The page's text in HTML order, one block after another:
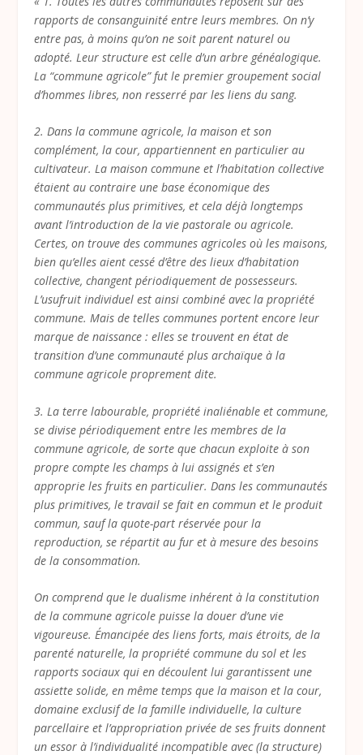
rapports de consanguinité entre leurs membres. On n’y
entre pas, à moins qu’on ne soit parent naturel ou
adopté. Leur structure est celle d’un arbre généalogique.
La “commune agricole” fut le premier groupement social
d’hommes libres, non resserré par les liens du sang.
2. Dans la commune agricole, la maison et son
complément, la cour, appartiennent en particulier au
cultivateur. La maison commune et l’habitation collective
étaient au contraire une base économique des
communautés plus primitives, et cela déjà longtemps
avant l’introduction de la vie pastorale ou agricole.
Certes, on trouve des communes agricoles où les maisons,
bien qu’elles aient cessé d’être des lieux d’habitation
collective, changent périodiquement de possesseurs.
L’usufruit individuel est ainsi combiné avec la propriété
commune. Mais de telles communes portent encore leur
marque de naissance : elles se trouvent en état de
transition d’une communauté plus archaïque à la
commune agricole proprement dite.
3. La terre labourable, propriété inaliénable et commune,
se divise périodiquement entre les membres de la
commune agricole, de sorte que chacun exploite à son
propre compte les champs à lui assignés et s’en
approprie les fruits en particulier. Dans les communautés
plus primitives, le travail se fait en commun et le produit
commun, sauf la quote-part réservée pour la
reproduction, se répartit au fur et à mesure des besoins
de la consommation.
On comprend que le dualisme inhérent à la constitution
de la commune agricole puisse la douer d’une vie
vigoureuse. Émancipée des liens forts, mais étroits, de la
parenté naturelle, la propriété commune du sol et les
rapports sociaux qui en découlent lui garantissent une
assiette solide, en même temps que la maison et la cour,
domaine exclusif de la famille individuelle, la culture
parcellaire et l’appropriation privée de ses fruits donnent
un essor à l’individualité incompatible avec (la structure)